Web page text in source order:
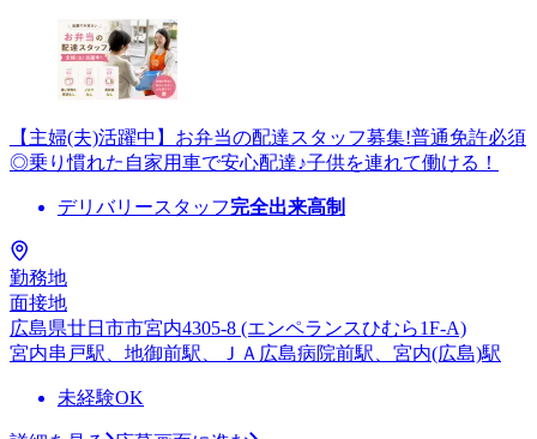
【主婦(夫)活躍中】お弁当の配達スタッフ募集!普通免許必須
◎乗り慣れた自家用車で安心配達♪子供を連れて働ける！
デリバリースタッフ完全出来高制
勤務地
面接地
広島県廿日市市宮内4305-8 (エンペランスひむら1F-A)
宮内串戸駅、地御前駅、ＪＡ広島病院前駅、宮内(広島)駅
未経験OK